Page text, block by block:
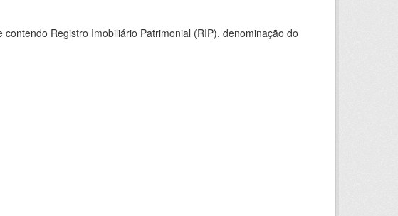
Registro Imobiliário Patrimonial (RIP), denominação do